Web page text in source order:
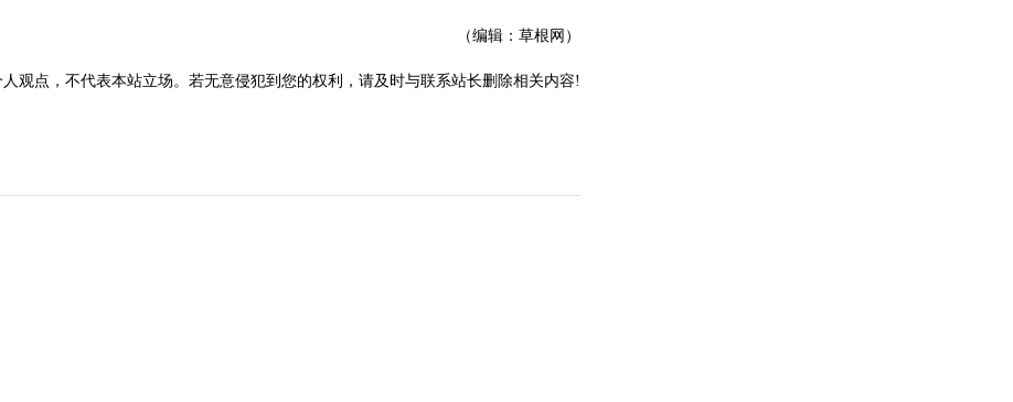
（编辑：草根网）
观点，不代表本站立场。若无意侵犯到您的权利，请及时与联系站长删除相关内容!